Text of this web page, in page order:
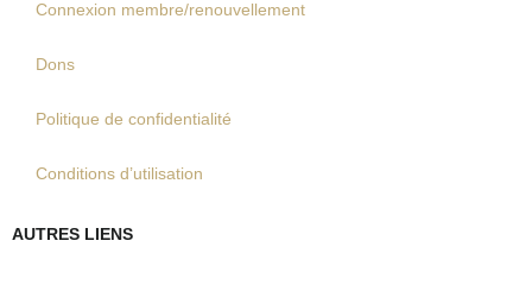
Connexion membre/renouvellement
Dons
Politique de confidentialité
Conditions d’utilisation
AUTRES LIENS